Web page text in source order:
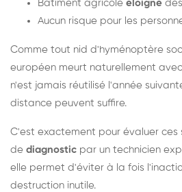
Bâtiment agricole éloigné
Aucun risque pour les
Comme tout nid d'hyménoptère
européen meurt naturellement
n'est jamais réutilisé l'année
distance peuvent suffire.
C'est exactement pour évaluer ces
de diagnostic par un technicien
elle permet d'éviter à la fois
destruction inutile.